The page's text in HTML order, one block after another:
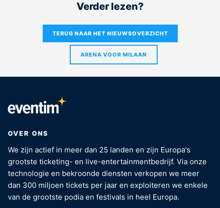
Verder lezen?
TERUG NAAR HET NIEUWSOVERZICHT
ARENA VOOR MILAAN
OVER ONS
We zijn actief in meer dan 25 landen en zijn Europa's
grootste ticketing- en live-entertainmentbedrijf. Via onze
technologie en bekroonde diensten verkopen we meer
dan 300 miljoen tickets per jaar en exploiteren we enkele
van de grootste podia en festivals in heel Europa.